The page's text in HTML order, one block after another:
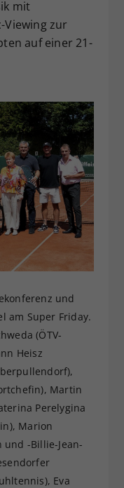
mit
zur
auf einer 21-
und
am Super Friday.
(ÖTV-
Heisz
Martin
Perelygina
Marion
und -Billie-Jean-
Eva